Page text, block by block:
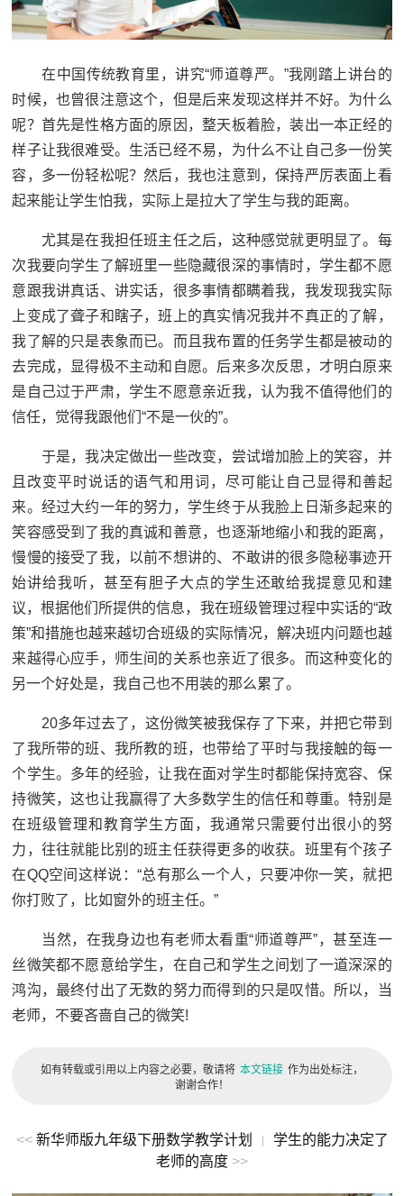
在中国传统教育里，讲究“师道尊严。”我刚踏上讲台的
时候，也曾很注意这个，但是后来发现这样并不好。为什么
呢？首先是性格方面的原因，整天板着脸，装出一本正经的
样子让我很难受。生活已经不易，为什么不让自己多一份笑
容，多一份轻松呢？然后，我也注意到，保持严厉表面上看
起来能让学生怕我，实际上是拉大了学生与我的距离。
尤其是在我担任班主任之后，这种感觉就更明显了。每
次我要向学生了解班里一些隐藏很深的事情时，学生都不愿
意跟我讲真话、讲实话，很多事情都瞒着我，我发现我实际
上变成了聋子和瞎子，班上的真实情况我并不真正的了解，
我了解的只是表象而已。而且我布置的任务学生都是被动的
去完成，显得极不主动和自愿。后来多次反思，才明白原来
是自己过于严肃，学生不愿意亲近我，认为我不值得他们的
信任，觉得我跟他们“不是一伙的”。
于是，我决定做出一些改变，尝试增加脸上的笑容，并
且改变平时说话的语气和用词，尽可能让自己显得和善起
来。经过大约一年的努力，学生终于从我脸上日渐多起来的
笑容感受到了我的真诚和善意，也逐渐地缩小和我的距离，
慢慢的接受了我，以前不想讲的、不敢讲的很多隐秘事迹开
始讲给我听，甚至有胆子大点的学生还敢给我提意见和建
议，根据他们所提供的信息，我在班级管理过程中实话的“政
策”和措施也越来越切合班级的实际情况，解决班内问题也越
来越得心应手，师生间的关系也亲近了很多。而这种变化的
另一个好处是，我自己也不用装的那么累了。
20多年过去了，这份微笑被我保存了下来，并把它带到
了我所带的班、我所教的班，也带给了平时与我接触的每一
个学生。多年的经验，让我在面对学生时都能保持宽容、保
持微笑，这也让我赢得了大多数学生的信任和尊重。特别是
在班级管理和教育学生方面，我通常只需要付出很小的努
力，往往就能比别的班主任获得更多的收获。班里有个孩子
在QQ空间这样说：“总有那么一个人，只要冲你一笑，就把
你打败了，比如窗外的班主任。”
当然，在我身边也有老师太看重“师道尊严”，甚至连一
丝微笑都不愿意给学生，在自己和学生之间划了一道深深的
鸿沟，最终付出了无数的努力而得到的只是叹惜。所以，当
老师，不要吝啬自己的微笑!
如有转载或引用以上内容之必要，敬请将 本文链接 作为出处标注，
谢谢合作！
<< 新华师版九年级下册数学教学计划 |
学生的能力决定了
老师的高度 >>